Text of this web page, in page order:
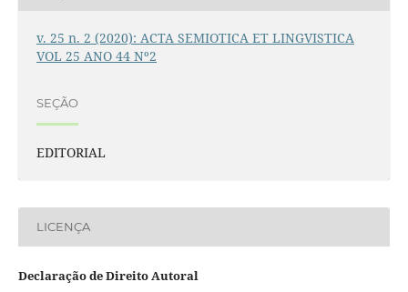
v. 25 n. 2 (2020): ACTA SEMIOTICA ET LINGVISTICA
VOL 25 ANO 44 Nº2
SEÇÃO
EDITORIAL
LICENÇA
Declaração de Direito Autoral